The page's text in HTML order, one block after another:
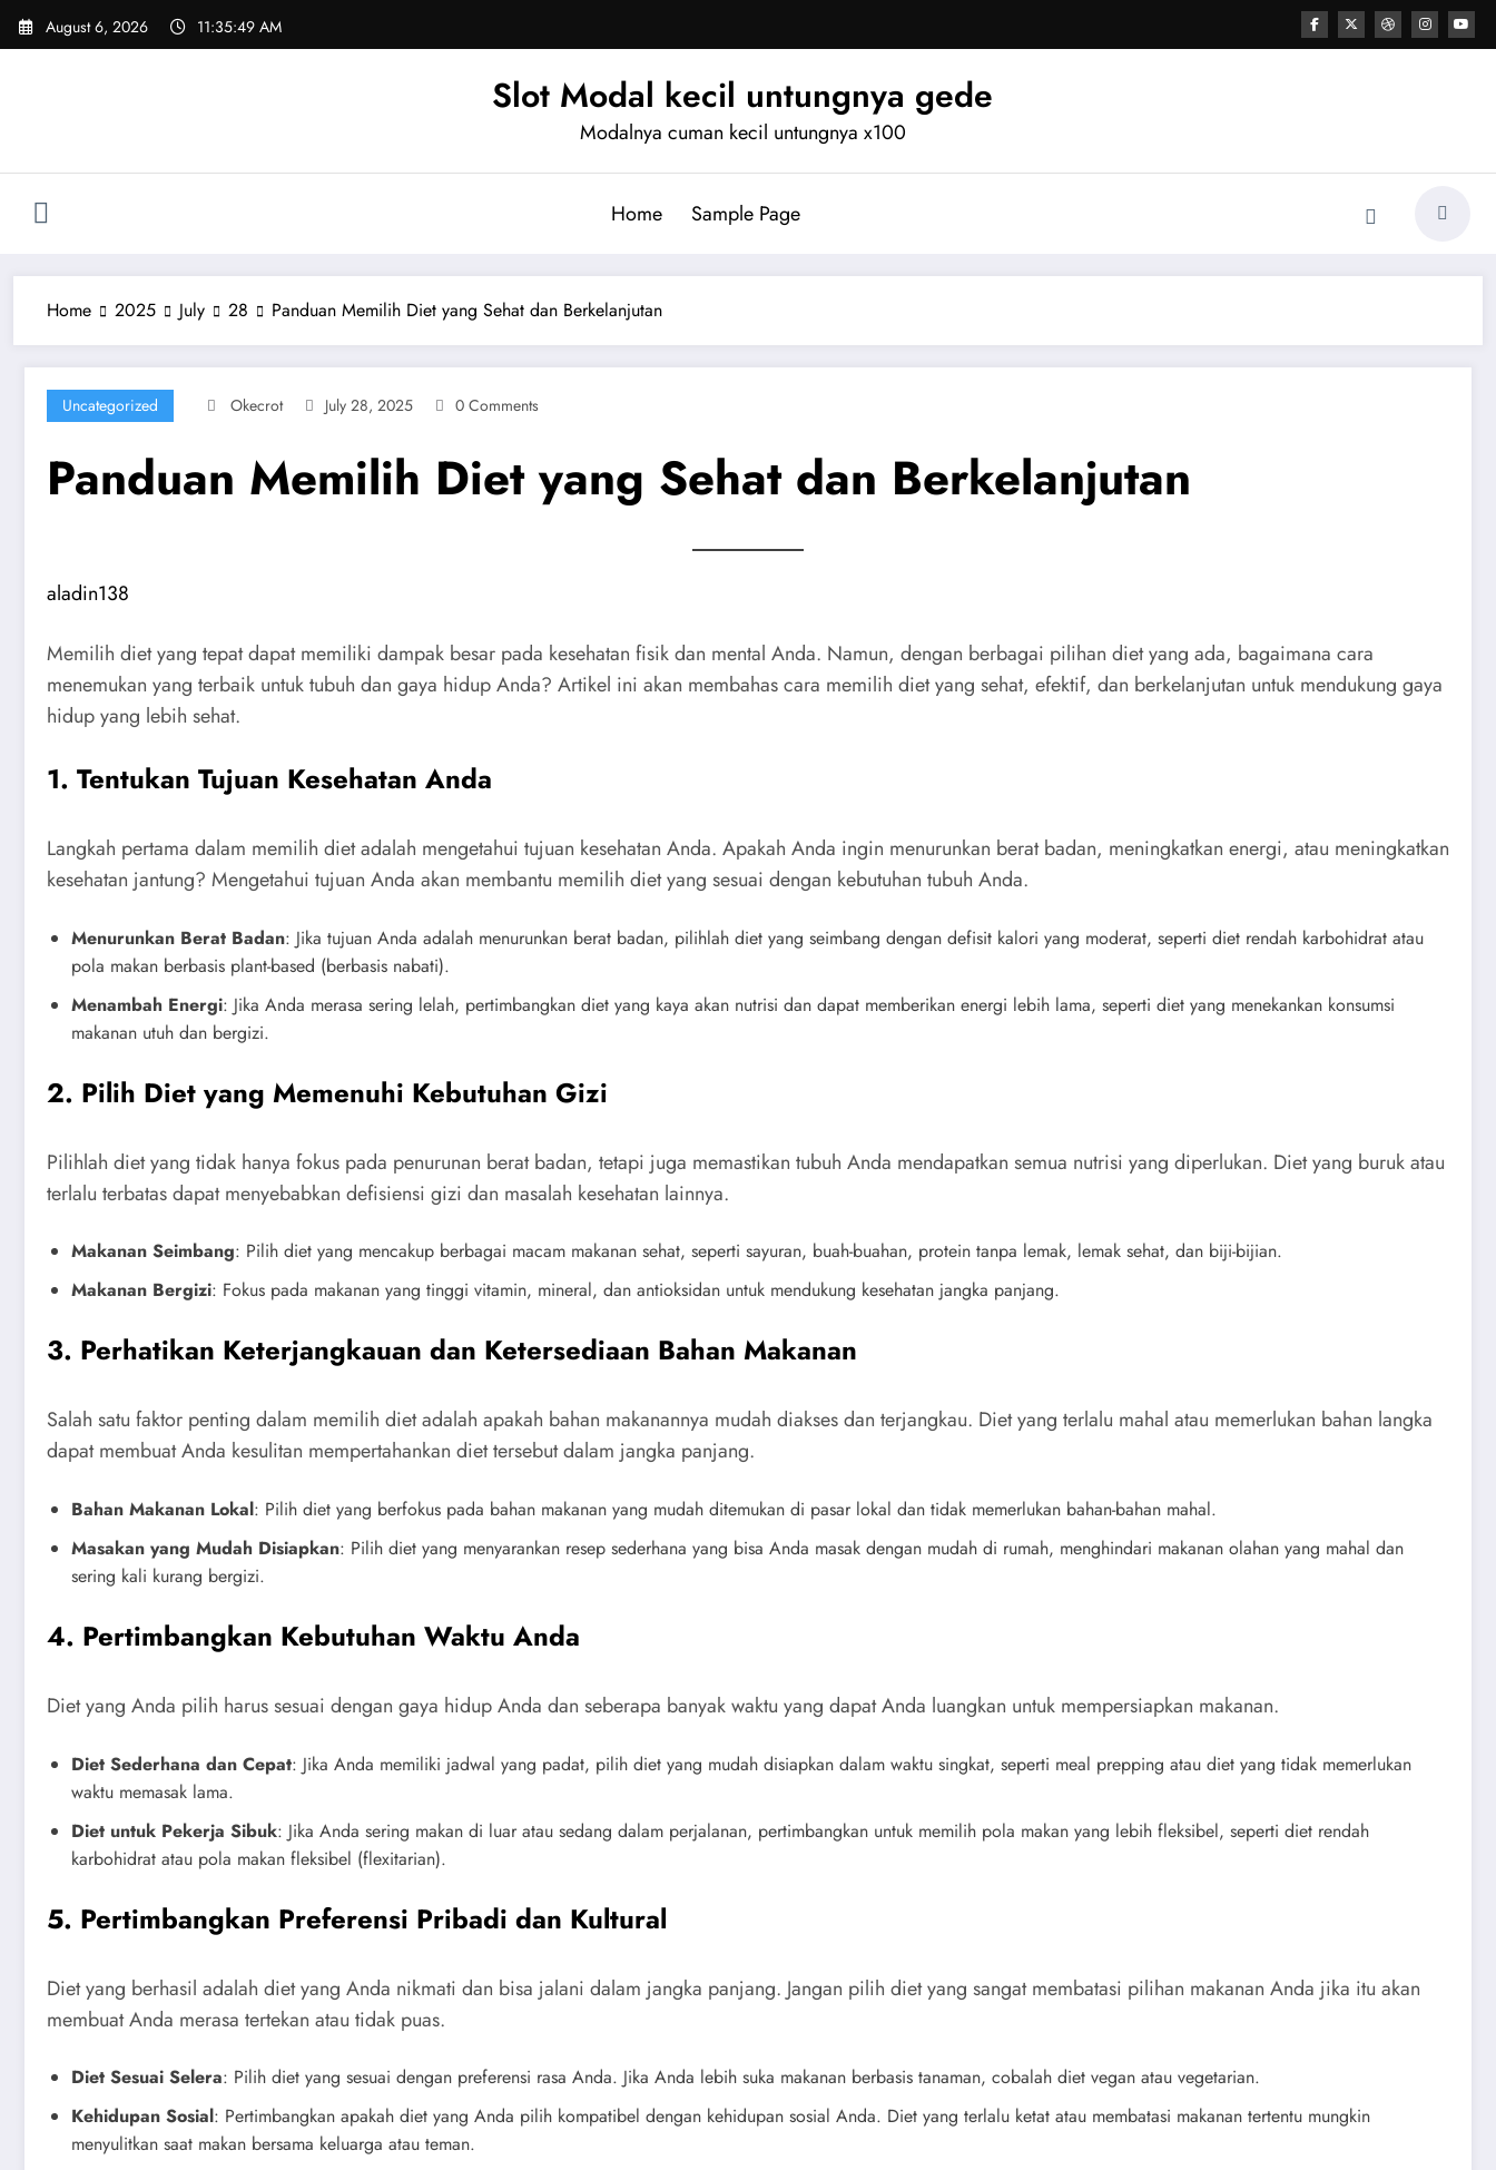
Skip
August 6, 2026 11:35:50 AM
Slot Modal kecil untungnya gede
Modalnya cuman kecil untungnya x100
Home Sample Page
Home 2025 July 28 Panduan Memilih Diet yang Sehat dan Berkelanjutan
Uncategorized Okecrot July 28, 2025 0 Comments
Panduan Memilih Diet yang Sehat dan Berkelanjutan
aladin138
Memilih diet yang tepat dapat memiliki dampak besar pada kesehatan fisik dan mental Anda. Namun, dengan berbagai pilihan diet yang ada, bagaimana cara
menemukan yang terbaik untuk tubuh dan gaya hidup Anda? Artikel ini akan membahas cara memilih diet yang sehat, efektif, dan berkelanjutan untuk mendukung gaya
hidup yang lebih sehat.
1. Tentukan Tujuan Kesehatan Anda
Langkah pertama dalam memilih diet adalah mengetahui tujuan kesehatan Anda. Apakah Anda ingin menurunkan berat badan, meningkatkan energi, atau meningkatkan
kesehatan jantung? Mengetahui tujuan Anda akan membantu memilih diet yang sesuai dengan kebutuhan tubuh Anda.
Menurunkan Berat Badan: Jika tujuan Anda adalah menurunkan berat badan, pilihlah diet yang seimbang dengan defisit kalori yang moderat, seperti diet rendah karbohidrat atau
pola makan berbasis plant-based (berbasis nabati).
Menambah Energi: Jika Anda merasa sering lelah, pertimbangkan diet yang kaya akan nutrisi dan dapat memberikan energi lebih lama, seperti diet yang menekankan konsumsi
makanan utuh dan bergizi.
2. Pilih Diet yang Memenuhi Kebutuhan Gizi
Pilihlah diet yang tidak hanya fokus pada penurunan berat badan, tetapi juga memastikan tubuh Anda mendapatkan semua nutrisi yang diperlukan. Diet yang buruk atau
terlalu terbatas dapat menyebabkan defisiensi gizi dan masalah kesehatan lainnya.
Makanan Seimbang: Pilih diet yang mencakup berbagai macam makanan sehat, seperti sayuran, buah-buahan, protein tanpa lemak, lemak sehat, dan biji-bijian.
Makanan Bergizi: Fokus pada makanan yang tinggi vitamin, mineral, dan antioksidan untuk mendukung kesehatan jangka panjang.
3. Perhatikan Keterjangkauan dan Ketersediaan Bahan Makanan
Salah satu faktor penting dalam memilih diet adalah apakah bahan makanannya mudah diakses dan terjangkau. Diet yang terlalu mahal atau memerlukan bahan langka
dapat membuat Anda kesulitan mempertahankan diet tersebut dalam jangka panjang.
Bahan Makanan Lokal: Pilih diet yang berfokus pada bahan makanan yang mudah ditemukan di pasar lokal dan tidak memerlukan bahan-bahan mahal.
Masakan yang Mudah Disiapkan: Pilih diet yang menyarankan resep sederhana yang bisa Anda masak dengan mudah di rumah, menghindari makanan olahan yang mahal dan
sering kali kurang bergizi.
4. Pertimbangkan Kebutuhan Waktu Anda
Diet yang Anda pilih harus sesuai dengan gaya hidup Anda dan seberapa banyak waktu yang dapat Anda luangkan untuk mempersiapkan makanan.
Diet Sederhana dan Cepat: Jika Anda memiliki jadwal yang padat, pilih diet yang mudah disiapkan dalam waktu singkat, seperti meal prepping atau diet yang tidak memerlukan
waktu memasak lama.
Diet untuk Pekerja Sibuk: Jika Anda sering makan di luar atau sedang dalam perjalanan, pertimbangkan untuk memilih pola makan yang lebih fleksibel, seperti diet rendah
karbohidrat atau pola makan fleksibel (flexitarian).
5. Pertimbangkan Preferensi Pribadi dan Kultural
Diet yang berhasil adalah diet yang Anda nikmati dan bisa jalani dalam jangka panjang. Jangan pilih diet yang sangat membatasi pilihan makanan Anda jika itu akan
membuat Anda merasa tertekan atau tidak puas.
Diet Sesuai Selera: Pilih diet yang sesuai dengan preferensi rasa Anda. Jika Anda lebih suka makanan berbasis tanaman, cobalah diet vegan atau vegetarian.
Kehidupan Sosial: Pertimbangkan apakah diet yang Anda pilih kompatibel dengan kehidupan sosial Anda. Diet yang terlalu ketat atau membatasi makanan tertentu mungkin
menyulitkan saat makan bersama keluarga atau teman.